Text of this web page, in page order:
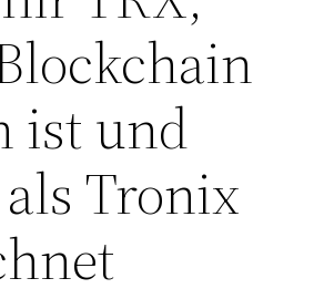
ist und
Tronix